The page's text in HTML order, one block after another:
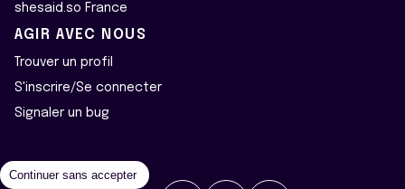
shesaid.so France
AGIR AVEC NOUS
Trouver un profil
S'inscrire/Se connecter
Signaler un bug
Continuer sans accepter